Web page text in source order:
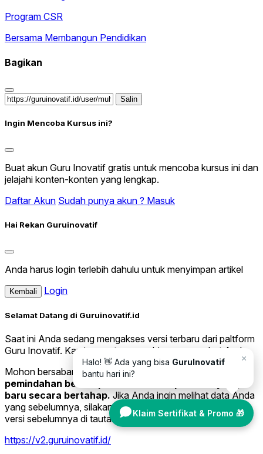
×
Halo! 👋 Ada yang bisa GuruInovatif
bantu hari ini?
Klaim Sertifikat & Promo 🎁
Program CSR
Bersama Membangun Pendidikan
Bagikan
Salin
Ingin Mencoba Kursus ini?
Buat akun Guru Inovatif gratis untuk mencoba kursus ini dan
jelajahi konten-konten yang lengkap.
Daftar Akun Sudah punya akun ? Masuk
Hai Rekan Guruinovatif
Anda harus login terlebih dahulu untuk menyimpan artikel
Kembali Login
Selamat Datang di Guruinovatif.id
Saat ini Anda sedang mengakses versi terbaru dari paltform
Guru Inovatif. Kami sangat senang bisa menyambut Anda.
Mohon bersabar saat ini Kami sedang melakukan
pemindahan beberapa data lama ke platform yang
baru secara bertahap. Jika Anda ingin melihat data Anda
yang sebelumnya, silakan kunjungi website Guruinovatif
versi sebelumnya di tautan di bawah ini.
https://v2.guruinovatif.id/